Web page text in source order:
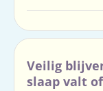
Veilig
slaap valt